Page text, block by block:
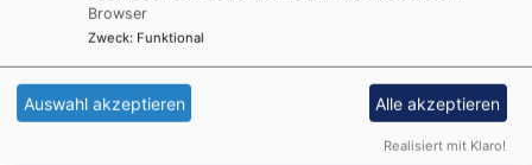
Du bist der Gott, der mir hilft; täglich harre ich auf
Psalm 25,5
Browser
Zweck: Funktional
Auswahl akzeptieren Alle akzeptieren
Realisiert mit Klaro!